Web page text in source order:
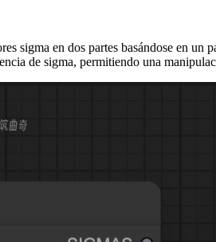
sigma en dos partes basándose en
de sigma, permitiendo una